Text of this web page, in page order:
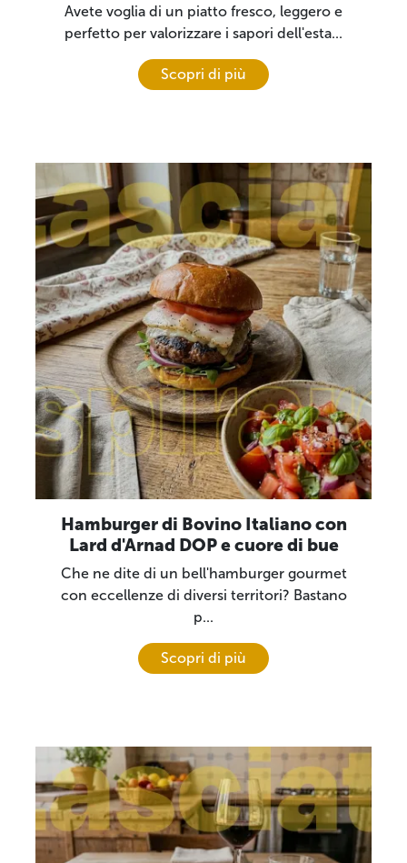
Avete voglia di un piatto fresco, leggero e
perfetto per valorizzare i sapori dell'esta...
Scopri di più
Hamburger di Bovino Italiano con
Lard d'Arnad DOP e cuore di bue
Che ne dite di un bell'hamburger gourmet
con eccellenze di diversi territori? Bastano
p...
Scopri di più